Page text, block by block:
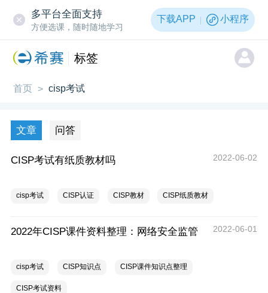
多平台全面支持
方便选课，随时随地学习
下载APP 小程序
标签
首页 > cisp考试
文章 问答
CISP考试有纸质教材吗 2022-06-02
cisp考试 CISP认证 CISP教材 CISP纸质教材
2022年CISP课件资料整理：网络安全监管 2022-06-01
cisp考试 CISP知识点 CISP课件知识点整理
CISP考试资料